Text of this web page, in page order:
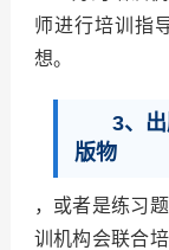
师进行培训指
想。
3、
版物
，或者是练习
训机构会联合